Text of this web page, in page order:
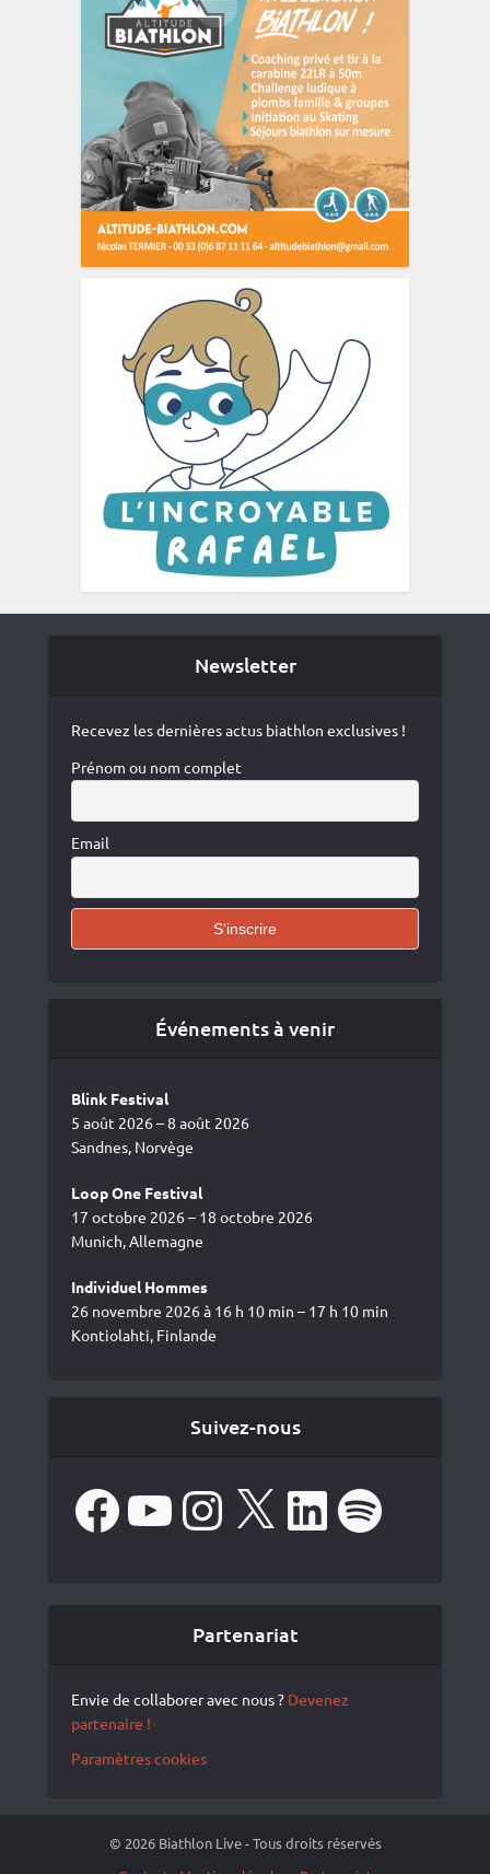
Newsletter
Recevez les dernières actus biathlon exclusives !
Prénom ou nom complet
Email
Événements à venir
Blink Festival
5 août 2026 – 8 août 2026
Sandnes, Norvège
Loop One Festival
17 octobre 2026 – 18 octobre 2026
Munich, Allemagne
Individuel Hommes
26 novembre 2026 à 16 h 10 min – 17 h 10 min
Kontiolahti, Finlande
Suivez-nous
FacebookYouTube Instagram LinkedIn Spotify
Partenariat
Envie de collaborer avec nous ? Devenez
partenaire !
Paramètres cookies
© 2026 Biathlon Live - Tous droits réservés